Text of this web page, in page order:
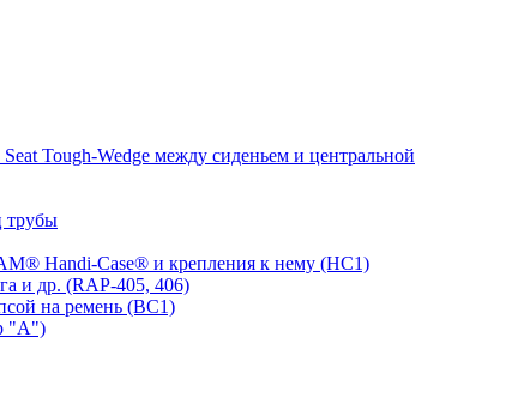
Tough-Wedge между сиденьем и центральной
трубы
Handi-Case® и крепления к нему (HC1)
и др. (RAP-405, 406)
на ремень (BC1)
"A")